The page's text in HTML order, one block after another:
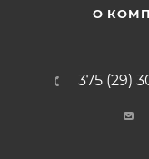
стружка - это
которые в
индивидуальный
О
375 (29)